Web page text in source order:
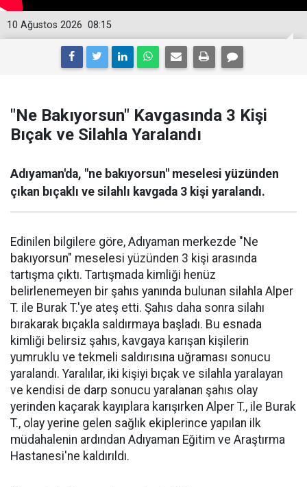
08:15
10 Ağustos 2026
"Ne Bakıyorsun" Kavgasında 3 Kişi
Bıçak ve Silahla Yaralandı
Adıyaman'da, "ne bakıyorsun" meselesi yüzünden
çıkan bıçaklı ve silahlı kavgada 3 kişi yaralandı.
Edinilen bilgilere göre, Adıyaman merkezde "Ne
bakıyorsun" meselesi yüzünden 3 kişi arasında
tartışma çıktı. Tartışmada kimliği henüz
belirlenemeyen bir şahıs yanında bulunan silahla Alper
T. ile Burak T.'ye ateş etti. Şahıs daha sonra silahı
bırakarak bıçakla saldırmaya başladı. Bu esnada
kimliği belirsiz şahıs, kavgaya karışan kişilerin
yumruklu ve tekmeli saldırısına uğraması sonucu
yaralandı. Yaralılar, iki kişiyi bıçak ve silahla yaralayan
ve kendisi de darp sonucu yaralanan şahıs olay
yerinden kaçarak kayıplara karışırken Alper T., ile Burak
T., olay yerine gelen sağlık ekiplerince yapılan ilk
müdahalenin ardından Adıyaman Eğitim ve Araştırma
Hastanesi'ne kaldırıldı.